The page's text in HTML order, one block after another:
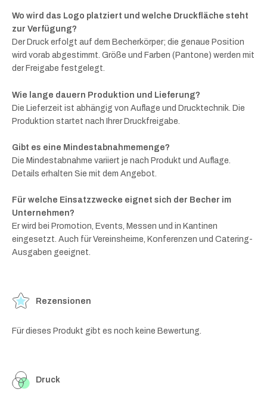
Wo wird das Logo platziert und welche Druckfläche steht
zur Verfügung?
Der Druck erfolgt auf dem Becherkörper; die genaue Position
wird vorab abgestimmt. Größe und Farben (Pantone) werden mit
der Freigabe festgelegt.
Wie lange dauern Produktion und Lieferung?
Die Lieferzeit ist abhängig von Auflage und Drucktechnik. Die
Produktion startet nach Ihrer Druckfreigabe.
Gibt es eine Mindestabnahmemenge?
Die Mindestabnahme variiert je nach Produkt und Auflage.
Details erhalten Sie mit dem Angebot.
Für welche Einsatzzwecke eignet sich der Becher im
Unternehmen?
Er wird bei Promotion, Events, Messen und in Kantinen
eingesetzt. Auch für Vereinsheime, Konferenzen und Catering-
Ausgaben geeignet.
Rezensionen
Für dieses Produkt gibt es noch keine Bewertung.
Druck